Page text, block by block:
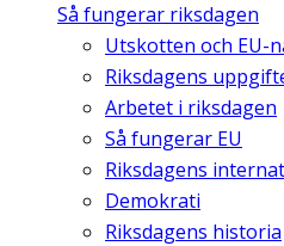
Så fungerar riksdagen
Utskotten och EU-
Riksdagens
Arbetet i riksdagen
Så fungerar EU
Riksdagens
Demokrati
Riksdagens historia